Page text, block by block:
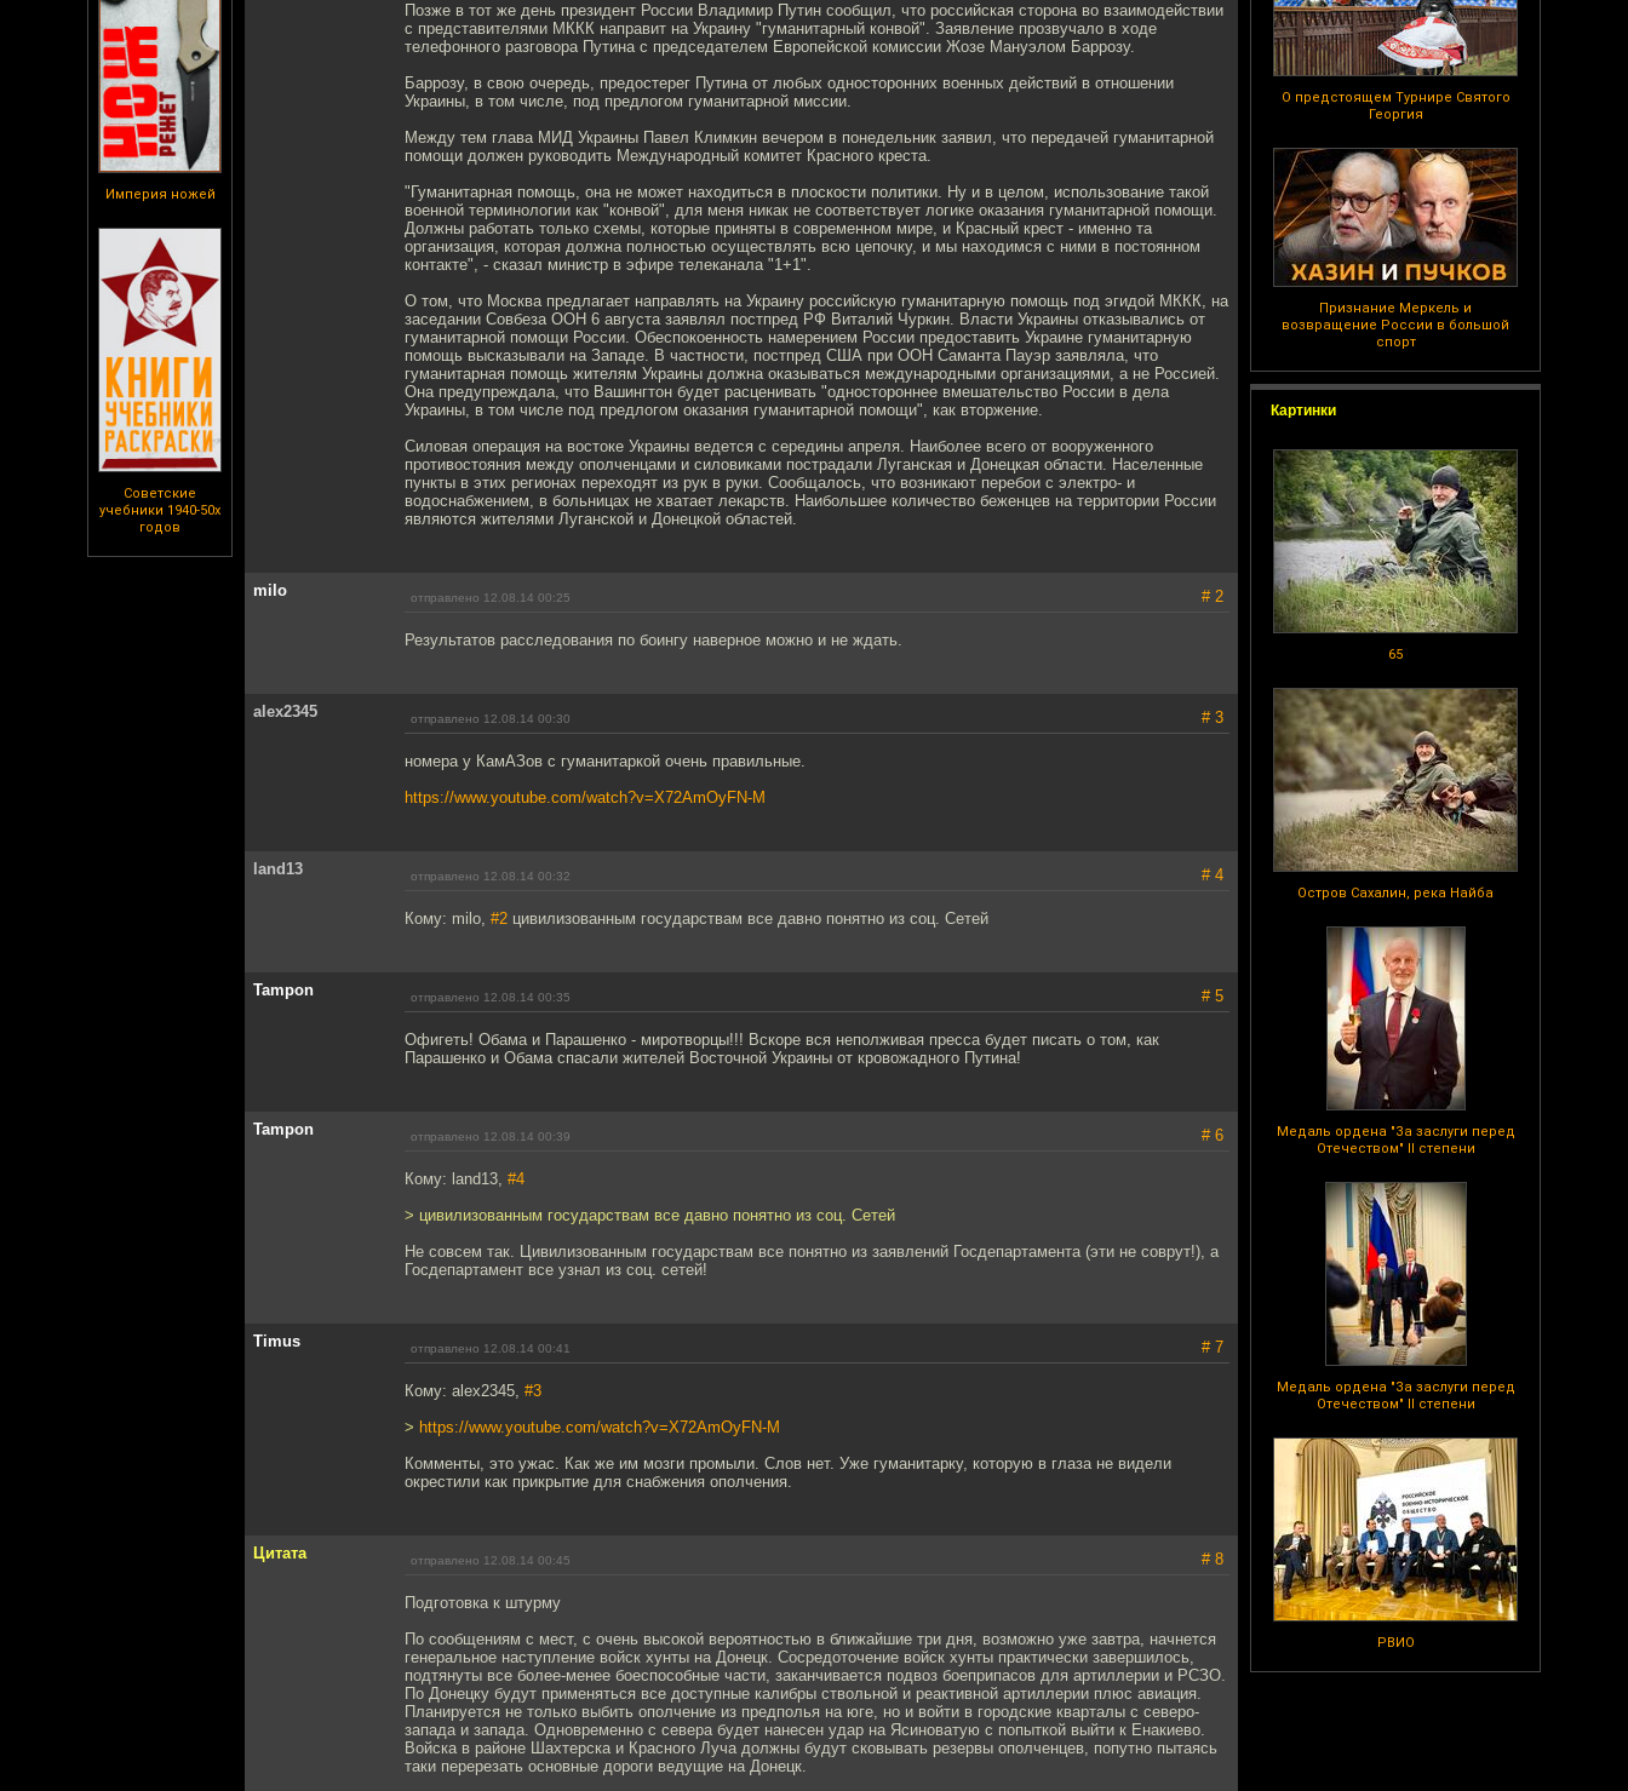
Империя ножей
Советские
учебники 1940-50х
годов
О предстоящем Турнире Святого
Георгия
Признание Меркель и
возвращение России в большой
спорт
Картинки
65
Остров Сахалин, река Найба
Медаль ордена "За заслуги перед
Отечеством" II степени
Медаль ордена "За заслуги перед
Отечеством" II степени
РВИО
Позже в тот же день президент России Владимир Путин сообщил, что российская сторона во взаимодействии
с представителями МККК направит на Украину "гуманитарный конвой". Заявление прозвучало в ходе
телефонного разговора Путина с председателем Европейской комиссии Жозе Мануэлом Баррозу.
Баррозу, в свою очередь, предостерег Путина от любых односторонних военных действий в отношении
Украины, в том числе, под предлогом гуманитарной миссии.
Между тем глава МИД Украины Павел Климкин вечером в понедельник заявил, что передачей гуманитарной
помощи должен руководить Международный комитет Красного креста.
"Гуманитарная помощь, она не может находиться в плоскости политики. Ну и в целом, использование такой
военной терминологии как "конвой", для меня никак не соответствует логике оказания гуманитарной помощи.
Должны работать только схемы, которые приняты в современном мире, и Красный крест - именно та
организация, которая должна полностью осуществлять всю цепочку, и мы находимся с ними в постоянном
контакте", - сказал министр в эфире телеканала "1+1".
О том, что Москва предлагает направлять на Украину российскую гуманитарную помощь под эгидой МККК, на
заседании Совбеза ООН 6 августа заявлял постпред РФ Виталий Чуркин. Власти Украины отказывались от
гуманитарной помощи России. Обеспокоенность намерением России предоставить Украине гуманитарную
помощь высказывали на Западе. В частности, постпред США при ООН Саманта Пауэр заявляла, что
гуманитарная помощь жителям Украины должна оказываться международными организациями, а не Россией.
Она предупреждала, что Вашингтон будет расценивать "одностороннее вмешательство России в дела
Украины, в том числе под предлогом оказания гуманитарной помощи", как вторжение.
Силовая операция на востоке Украины ведется с середины апреля. Наиболее всего от вооруженного
противостояния между ополченцами и силовиками пострадали Луганская и Донецкая области. Населенные
пункты в этих регионах переходят из рук в руки. Сообщалось, что возникают перебои с электро- и
водоснабжением, в больницах не хватает лекарств. Наибольшее количество беженцев на территории России
являются жителями Луганской и Донецкой областей.
milo отправлено 12.08.14 00:25 # 2
Результатов расследования по боингу наверное можно и не ждать.
alex2345 отправлено 12.08.14 00:30 # 3
номера у КамАЗов с гуманитаркой очень правильные.
https://www.youtube.com/watch?v=X72AmOyFN-M
land13 отправлено 12.08.14 00:32 # 4
Кому: milo, #2 цивилизованным государствам все давно понятно из соц. Сетей
Tampon отправлено 12.08.14 00:35 # 5
Офигеть! Обама и Парашенко - миротворцы!!! Вскоре вся неполживая пресса будет писать о том, как
Парашенко и Обама спасали жителей Восточной Украины от кровожадного Путина!
Tampon отправлено 12.08.14 00:39 # 6
Кому: land13, #4
> цивилизованным государствам все давно понятно из соц. Сетей
Не совсем так. Цивилизованным государствам все понятно из заявлений Госдепартамента (эти не соврут!), а
Госдепартамент все узнал из соц. сетей!
Timus отправлено 12.08.14 00:41 # 7
Кому: alex2345, #3
> https://www.youtube.com/watch?v=X72AmOyFN-M
Комменты, это ужас. Как же им мозги промыли. Слов нет. Уже гуманитарку, которую в глаза не видели
окрестили как прикрытие для снабжения ополчения.
Цитата отправлено 12.08.14 00:45 # 8
Подготовка к штурму
По сообщениям с мест, с очень высокой вероятностью в ближайшие три дня, возможно уже завтра, начнется
генеральное наступление войск хунты на Донецк. Сосредоточение войск хунты практически завершилось,
подтянуты все более-менее боеспособные части, заканчивается подвоз боеприпасов для артиллерии и РСЗО.
По Донецку будут применяться все доступные калибры ствольной и реактивной артиллерии плюс авиация.
Планируется не только выбить ополчение из предполья на юге, но и войти в городские кварталы с северо-
запада и запада. Одновременно с севера будет нанесен удар на Ясиноватую с попыткой выйти к Енакиево.
Войска в районе Шахтерска и Красного Луча должны будут сковывать резервы ополченцев, попутно пытаясь
таки перерезать основные дороги ведущие на Донецк.